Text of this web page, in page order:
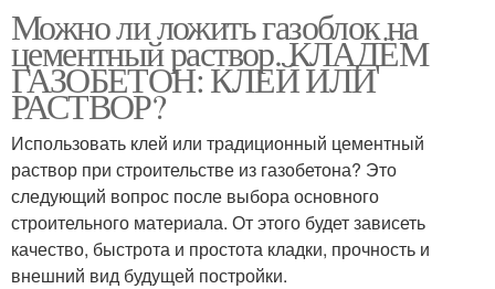
Можно ли ложить газоблок на
цементный раствор. КЛАДЁМ
ГАЗОБЕТОН: КЛЕЙ ИЛИ
РАСТВОР?
Использовать клей или традиционный цементный
раствор при строительстве из газобетона? Это
следующий вопрос после выбора основного
строительного материала. От этого будет зависеть
качество, быстрота и простота кладки, прочность и
внешний вид будущей постройки.